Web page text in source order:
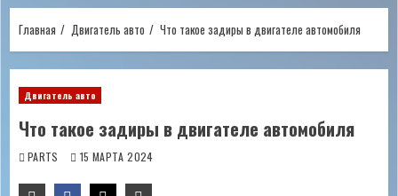
Главная Двигатель авто Что такое задиры в двигателе автомобиля
Двигатель авто
Что такое задиры в двигателе автомобиля
PARTS 15 МАРТА 2024